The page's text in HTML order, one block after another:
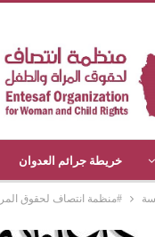
خريطة جرائم العدوان
#منظمة انتصاف لحقوق المرأة